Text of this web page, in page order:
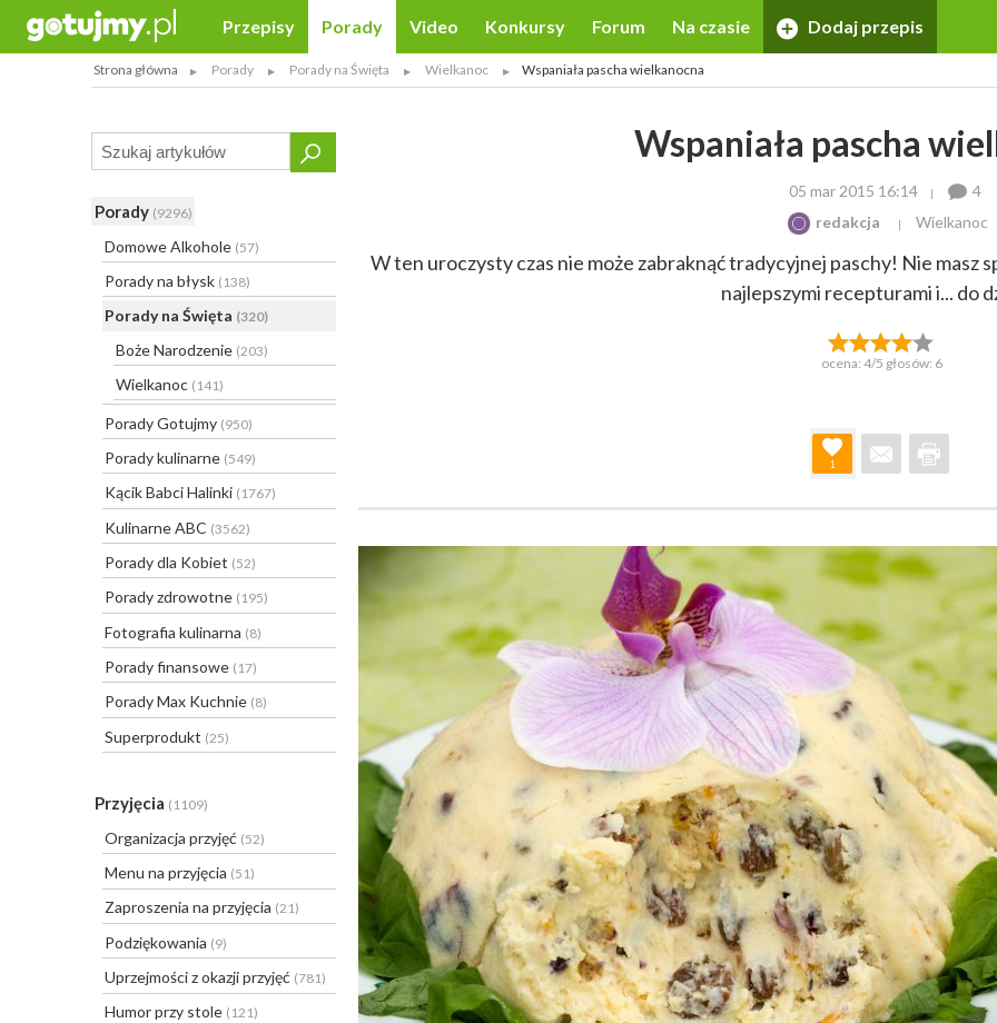
Przepisy Porady Video Konkursy Forum Na czasie Dodaj przepis
Strona główna Porady Porady na Święta Wielkanoc Wspaniała pascha wielkanocna
Porady (9296)
Domowe Alkohole (57)
Porady na błysk (138)
Porady na Święta (320)
Boże Narodzenie (203)
Wielkanoc (141)
Porady Gotujmy (950)
Porady kulinarne (549)
Kącik Babci Halinki (1767)
Kulinarne ABC (3562)
Porady dla Kobiet (52)
Porady zdrowotne (195)
Fotografia kulinarna (8)
Porady finansowe (17)
Porady Max Kuchnie (8)
Superprodukt (25)
Przyjęcia (1109)
Organizacja przyjęć (52)
Menu na przyjęcia (51)
Zaproszenia na przyjęcia (21)
Podziękowania (9)
Uprzejmości z okazji przyjęć (781)
Humor przy stole (121)
Wspaniała pascha
05 mar 2015 16:14
4
redakcja
Wielkanoc
W ten uroczysty czas nie może zabraknąć tradycyjnej paschy! Nie masz
najlepszymi recepturami i... do
ocena: 4/5 głosów: 6
1